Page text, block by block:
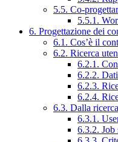
5.5. Co-
5.5.1.
6. Progettazione dei
6.1. Cos’è il
6.2. Ricerca
6.2.1.
6.2.2.
6.2.3.
6.2.4.
6.3. Dalla
6.3.1.
6.3.2. Job